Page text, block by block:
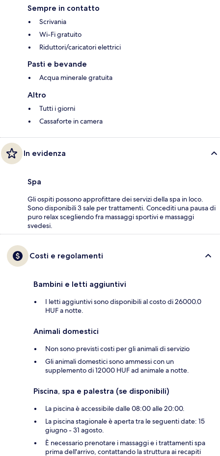
Sempre in contatto
Scrivania
Wi-Fi gratuito
Riduttori/caricatori elettrici
Pasti e bevande
Acqua minerale gratuita
Altro
Tutti i giorni
Cassaforte in camera
In evidenza
Spa
Gli ospiti possono approfittare dei servizi della spa in loco.
Sono disponibili 3 sale per trattamenti. Concediti una pausa di
puro relax scegliendo fra massaggi sportivi e massaggi
svedesi.
Costi e regolamenti
Bambini e letti aggiuntivi
I letti aggiuntivi sono disponibili al costo di 26000.0
HUF a notte.
Animali domestici
Non sono previsti costi per gli animali di servizio
Gli animali domestici sono ammessi con un
supplemento di 12000 HUF ad animale a notte.
Piscina, spa e palestra (se disponibili)
La piscina è accessibile dalle 08:00 alle 20:00.
La piscina stagionale è aperta tra le seguenti date: 15
giugno - 31 agosto.
È necessario prenotare i massaggi e i trattamenti spa
prima dell'arrivo, contattando la struttura ai recapiti